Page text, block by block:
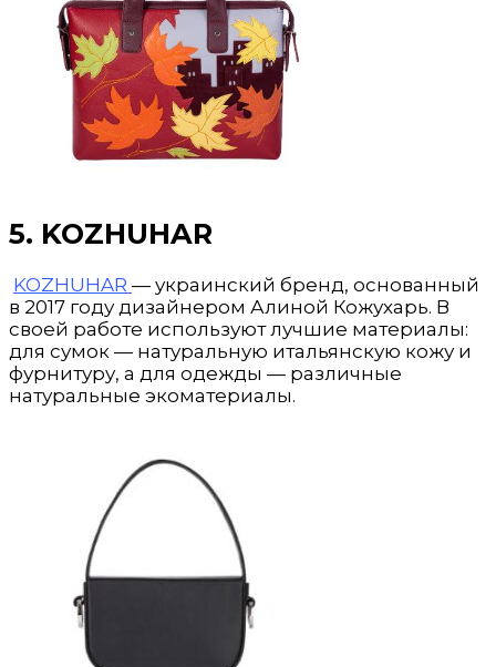
5. KOZHUHAR
KOZHUHAR — украинский бренд, основанный
в 2017 году дизайнером Алиной Кожухарь. В
своей работе используют лучшие материалы:
для сумок — натуральную итальянскую кожу и
фурнитуру, а для одежды — различные
натуральные экоматериалы.